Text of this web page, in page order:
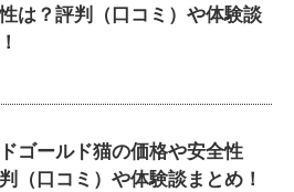
は？評判（口コミ）や体験談
ゴールド猫の価格や安全性
（口コミ）や体験談まとめ！